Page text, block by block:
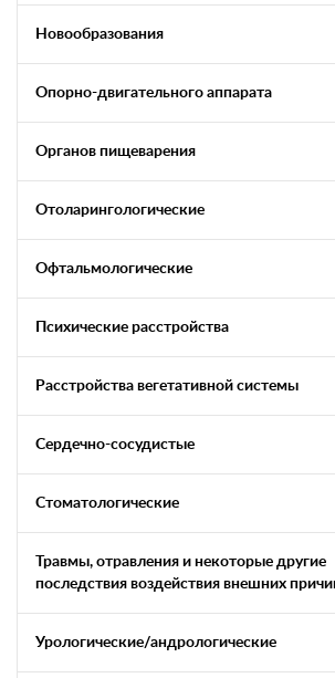
Новообразования
Опорно-двигательного аппарата
Органов пищеварения
Отоларингологические
Офтальмологические
Психические расстройства
Расстройства вегетативной системы
Сердечно-сосудистые
Стоматологические
Травмы, отравления и некоторые другие
последствия воздействия внешних
Урологические/андрологические